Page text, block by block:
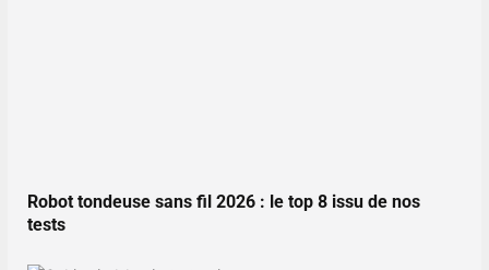
Robot tondeuse sans fil 2026 : le top 8 issu de nos
tests